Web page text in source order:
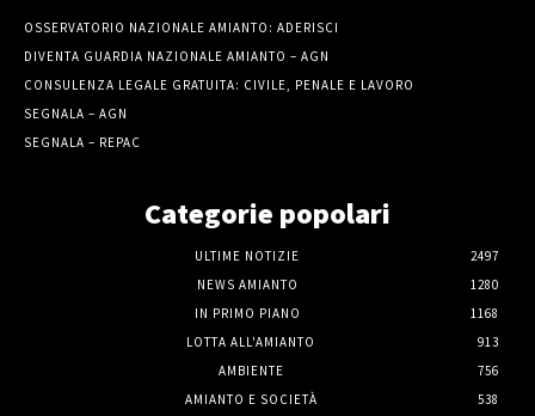
OSSERVATORIO NAZIONALE AMIANTO: ADERISCI
DIVENTA GUARDIA NAZIONALE AMIANTO – AGN
CONSULENZA LEGALE GRATUITA: CIVILE, PENALE E LAVORO
SEGNALA – AGN
SEGNALA – REPAC
Categorie popolari
ULTIME NOTIZIE
2497
NEWS AMIANTO
1280
IN PRIMO PIANO
1168
LOTTA ALL'AMIANTO
913
AMBIENTE
756
AMIANTO E SOCIETÀ
538